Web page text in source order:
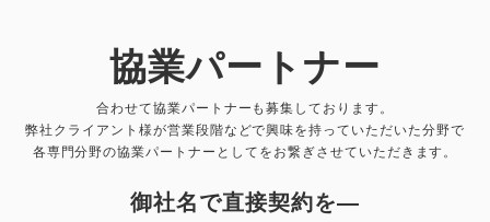
協業パートナー
合わせて協業パートナーも募集しております。
弊社クライアント様が営業段階などで興味を持っていただいた分野で
各専門分野の協業パートナーとしてをお繋ぎさせていただきます。
御社名で直接契約を—